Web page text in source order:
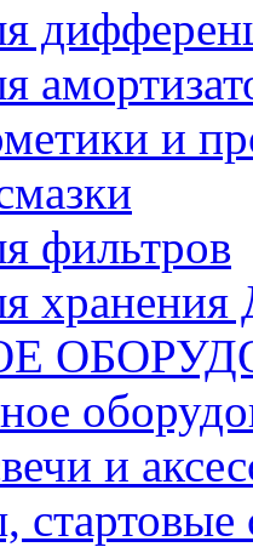
и
фильтров
и
стартовые